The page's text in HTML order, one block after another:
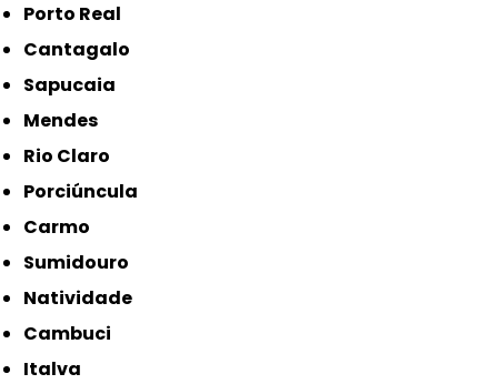
Porto Real
Cantagalo
Sapucaia
Mendes
Rio Claro
Porciúncula
Carmo
Sumidouro
Natividade
Cambuci
Italva